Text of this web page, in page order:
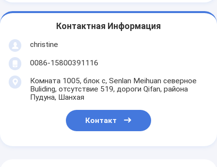
Контактная Информация
christine
0086-15800391116
Комната 1005, блок c, Senlan Meihuan северное
Buliding, отсутствие 519, дороги Qifan, района
Пудуна, Шанхая
Контакт